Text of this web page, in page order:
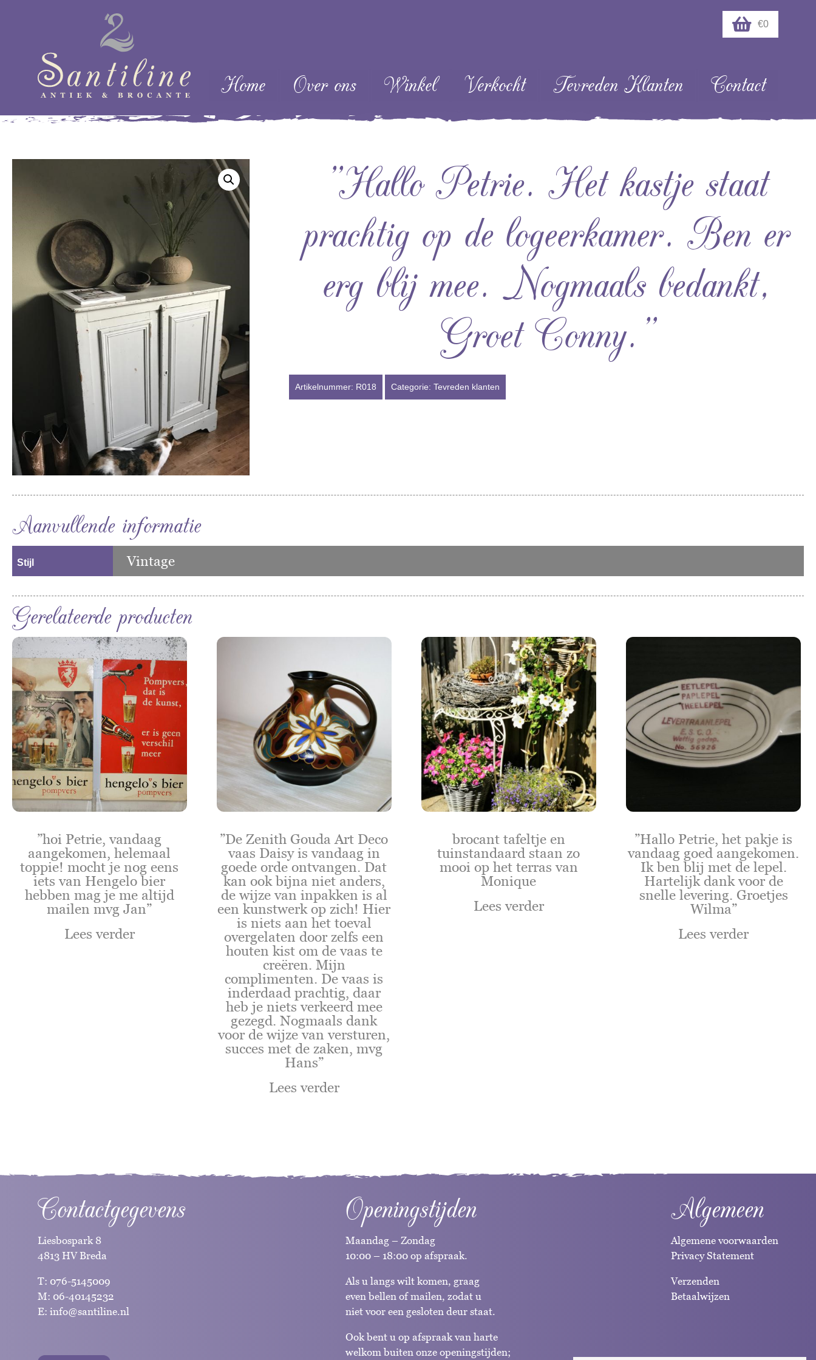
€0
Menu
Skip naar content
Home Over ons Winkel Verkocht Tevreden Klanten Contact
”Hallo Petrie. Het kastje staat
prachtig op de logeerkamer. Ben er
erg blij mee. Nogmaals bedankt,
Groet Conny.”
Artikelnummer: R018 Categorie:Tevreden klanten
Aanvullende informatie
Stijl Vintage
Gerelateerde producten
”hoi Petrie, vandaag
aangekomen, helemaal
toppie! mocht je nog eens
iets van Hengelo bier
hebben mag je me altijd
mailen mvg Jan”
Lees verder
”De Zenith Gouda Art Deco
vaas Daisy is vandaag in
goede orde ontvangen. Dat
kan ook bijna niet anders,
de wijze van inpakken is al
een kunstwerk op zich! Hier
is niets aan het toeval
overgelaten door zelfs een
houten kist om de vaas te
creëren. Mijn
complimenten. De vaas is
inderdaad prachtig, daar
heb je niets verkeerd mee
gezegd. Nogmaals dank
voor de wijze van versturen,
succes met de zaken, mvg
Hans”
Lees verder
brocant tafeltje en
tuinstandaard staan zo
mooi op het terras van
Monique
Lees verder
”Hallo Petrie, het pakje is
vandaag goed aangekomen.
Ik ben blij met de lepel.
Hartelijk dank voor de
snelle levering. Groetjes
Wilma”
Lees verder
Contactgegevens
Liesbospark 8
4813 HV Breda
T: 076-5145009
M: 06-40145232
E: info@santiline.nl
Openingstijden
Maandag – Zondag
10:00 – 18:00 op afspraak.
Als u langs wilt komen, graag
even bellen of mailen, zodat u
niet voor een gesloten deur staat.
Ook bent u op afspraak van harte
welkom buiten onze openingstijden;
Algemeen
Algemene voorwaarden
Privacy Statement
Verzenden
Betaalwijzen